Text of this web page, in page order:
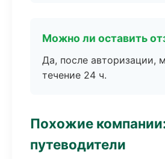
Можно ли оставить
Да, после авторизации,
течение 24 ч.
Похожие
путеводители